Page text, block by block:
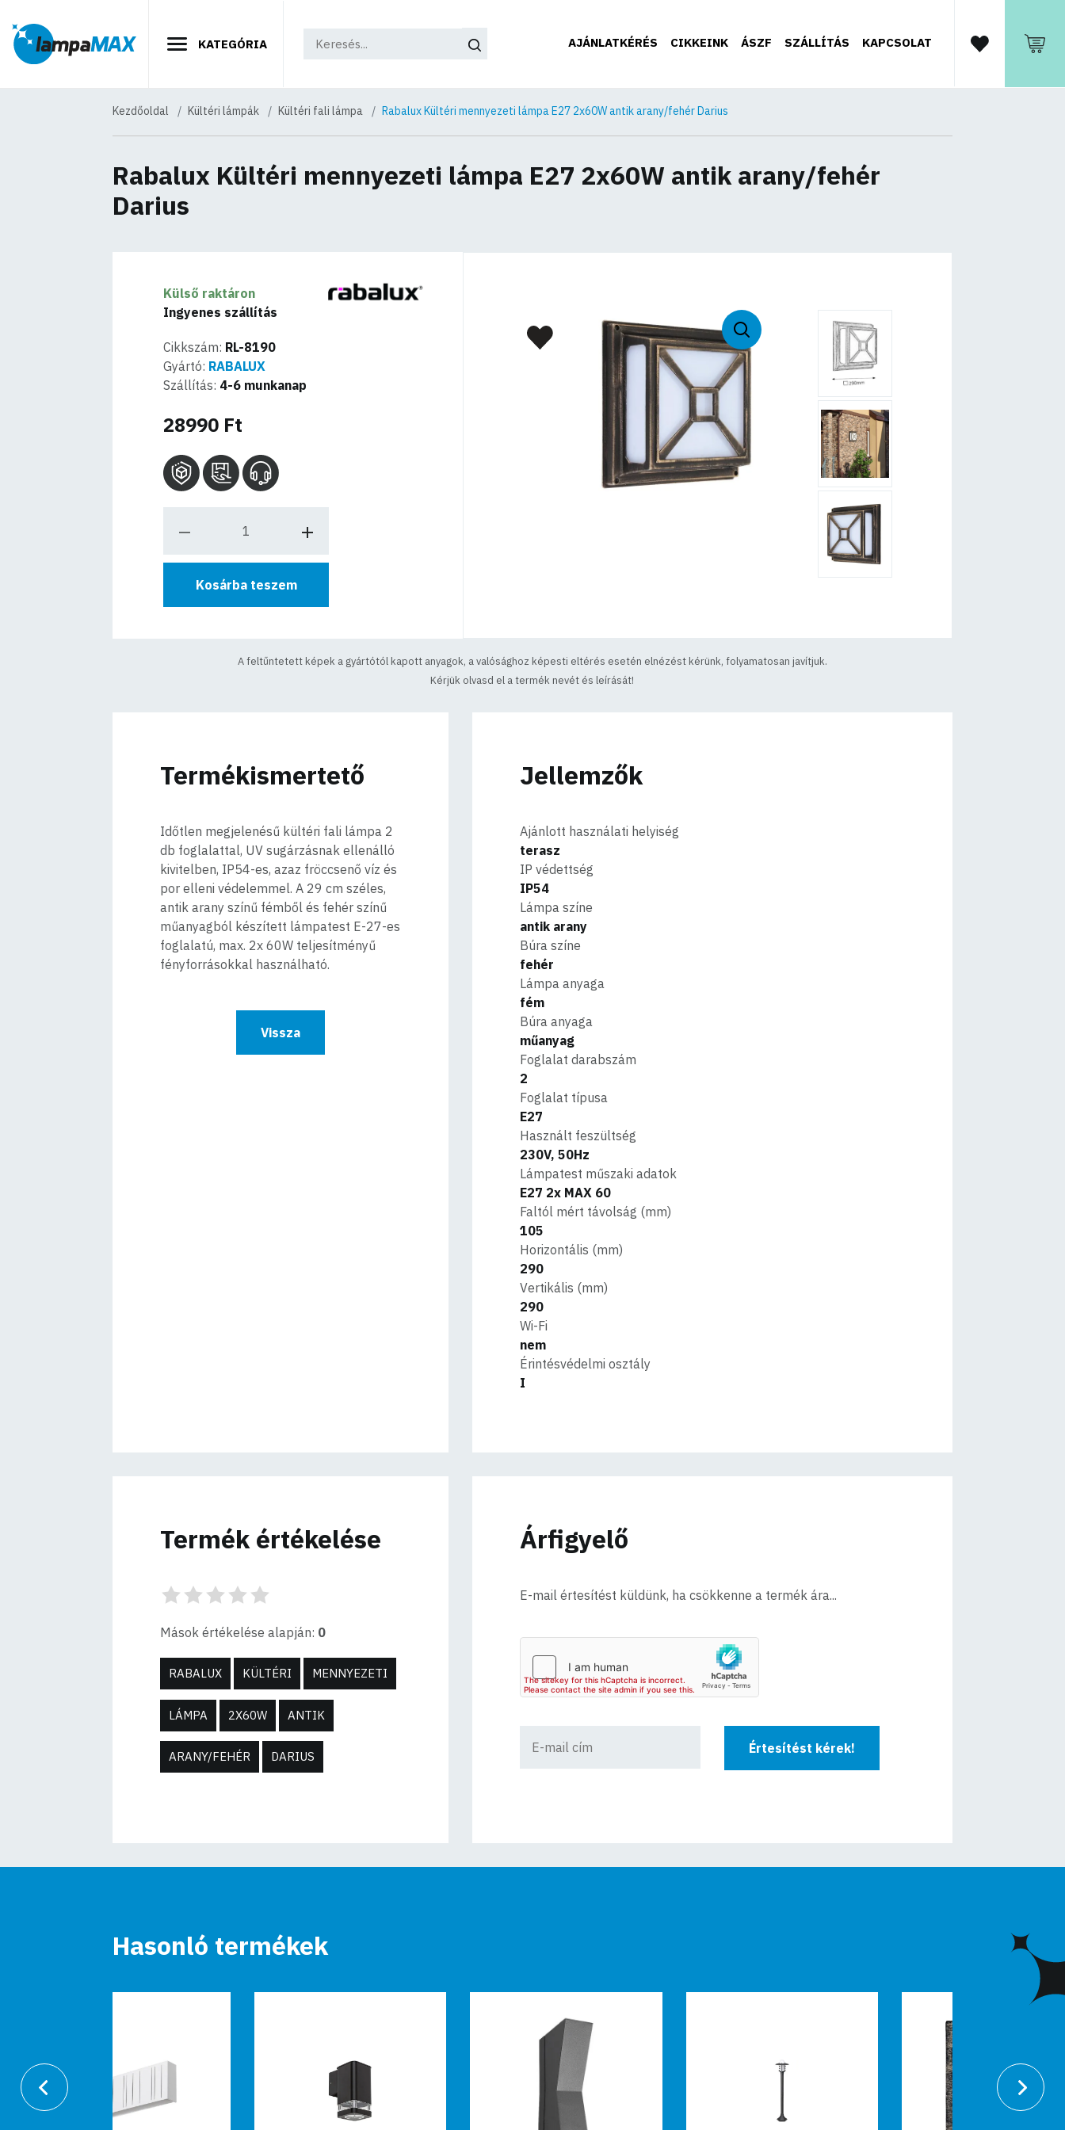
KATEGÓRIA AJÁNLATKÉRÉS CIKKEINK ÁSZF SZÁLLÍTÁS KAPCSOLAT
Kezdőoldal Kültéri lámpák Kültéri fali lámpa Rabalux Kültéri mennyezeti lámpa E27 2x60W antik arany/fehér Darius
Rabalux Kültéri mennyezeti lámpa E27 2x60W antik arany/fehér
Darius
Külső raktáron
Ingyenes szállítás
Cikkszám: RL-8190
Gyártó: RABALUX
Szállítás: 4-6 munkanap
28990 Ft
Kosárba teszem
A feltűntetett képek a gyártótól kapott anyagok, a valósághoz képesti eltérés esetén elnézést kérünk, folyamatosan javítjuk.
Kérjük olvasd el a termék nevét és leírását!
Termékismertető
Időtlen megjelenésű kültéri fali lámpa 2
db foglalattal, UV sugárzásnak ellenálló
kivitelben, IP54-es, azaz fröccsenő víz és
por elleni védelemmel. A 29 cm széles,
antik arany színű fémből és fehér színű
műanyagból készített lámpatest E-27-es
foglalatú, max. 2x 60W teljesítményű
fényforrásokkal használható.
Vissza
Jellemzők
Ajánlott használati helyiség
terasz
IP védettség
IP54
Lámpa színe
antik arany
Búra színe
fehér
Lámpa anyaga
fém
Búra anyaga
műanyag
Foglalat darabszám
2
Foglalat típusa
E27
Használt feszültség
230V, 50Hz
Lámpatest műszaki adatok
E27 2x MAX 60
Faltól mért távolság (mm)
105
Horizontális (mm)
290
Vertikális (mm)
290
Wi-Fi
nem
Érintésvédelmi osztály
I
Termék értékelése
Mások értékelése alapján: 0
RABALUX KÜLTÉRI MENNYEZETI
LÁMPA 2X60W ANTIK
ARANY/FEHÉR DARIUS
Árfigyelő
E-mail értesítést küldünk, ha csökkenne a termék ára...
Értesítést kérek!
Hasonló termékek